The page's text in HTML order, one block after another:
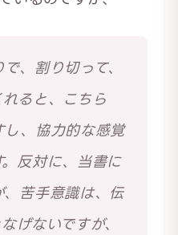
、割り切って、
ると、こちら
し、協力的な感覚
反対に、当書に
、苦手意識は、伝
げないですが、